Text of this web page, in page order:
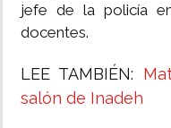
jefe de la policía
docentes.
LEE TAMBIÉN:
salón de Inadeh